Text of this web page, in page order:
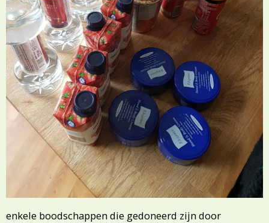
enkele boodschappen die gedoneerd zijn door